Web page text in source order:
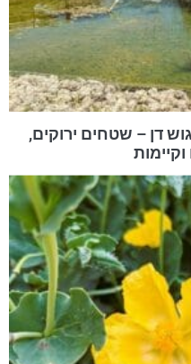
דן – שטחים ירוקים,